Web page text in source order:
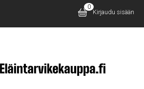
0
Kirjaudu sisään